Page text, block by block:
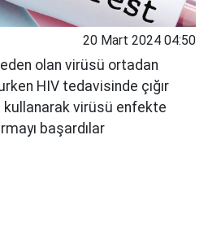
20 Mart 2024 04:50
olan virüsü ortadan
HIV tedavisinde çığır
kullanarak virüsü enfekte
başardılar